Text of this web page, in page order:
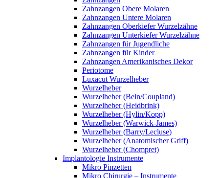
Zahnzangen Obere Molaren
Zahnzangen Untere Molaren
Zahnzangen Oberkiefer Wurzelzähne
Zahnzangen Unterkiefer Wurzelzähne
Zahnzangen für Jugendliche
Zahnzangen für Kinder
Zahnzangen Amerikanisches Dekor
Periotome
Luxacut Wurzelheber
Wurzelheber
Wurzelheber (Bein/Coupland)
Wurzelheber (Heidbrink)
Wurzelheber (Hylin/Kopp)
Wurzelheber (Warwick-James)
Wurzelheber (Barry/Lecluse)
Wurzelheber (Anatomischer Griff)
Wurzelheber (Chompret)
Implantologie Instrumente
Mikro Pinzetten
Mikro Chirurgie – Instrumente